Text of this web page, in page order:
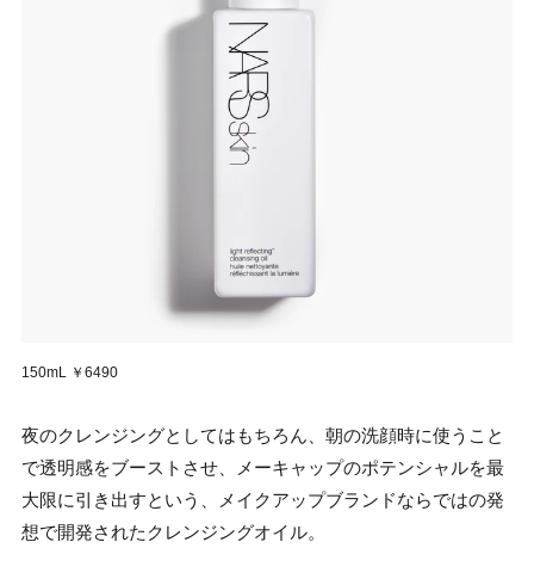
150mL ￥6490
夜のクレンジングとしてはもちろん、朝の洗顔時に使うこと
で透明感をブーストさせ、メーキャップのポテンシャルを最
大限に引き出すという、メイクアップブランドならではの発
想で開発されたクレンジングオイル。